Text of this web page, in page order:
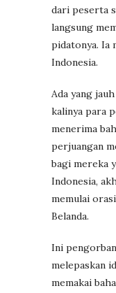
dari peserta
langsung
pidatonya. Ia
Indonesia.
Ada yang
kalinya para
menerima
perjuangan
bagi mereka
Indonesia,
memulai
Belanda.
Ini
melepaskan
memakai